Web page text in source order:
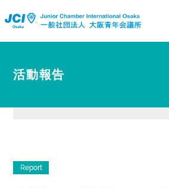
活動報告
Report